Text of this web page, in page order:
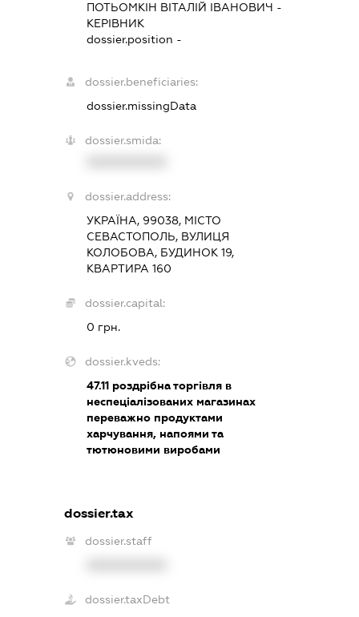
ПОТЬОМКІН ВІТАЛІЙ ІВАНОВИЧ -
КЕРІВНИК
dossier.position -
dossier.beneficiaries:
dossier.missingData
dossier.smida:
dossier.address:
УКРАЇНА, 99038, МІСТО
СЕВАСТОПОЛЬ, ВУЛИЦЯ
КОЛОБОВА, БУДИНОК 19,
КВАРТИРА 160
dossier.capital:
0 грн.
dossier.kveds:
47.11 роздрібна торгівля в
неспеціалізованих магазинах
переважно продуктами
харчування, напоями та
тютюновими виробами
dossier.tax
dossier.staff
dossier.taxDebt